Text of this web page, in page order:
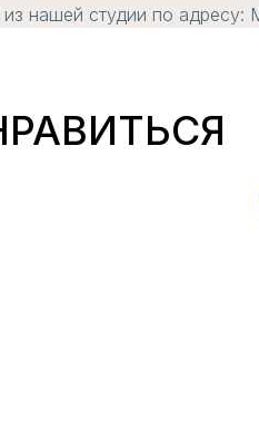
нашей студии по адресу: